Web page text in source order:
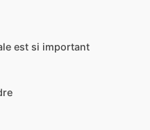
est si important